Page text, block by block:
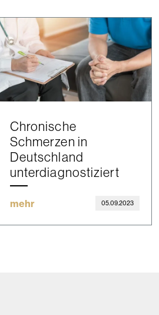
Chronische
Schmerzen in
Deutschland
unterdiagnostiziert
mehr 05.09.2023